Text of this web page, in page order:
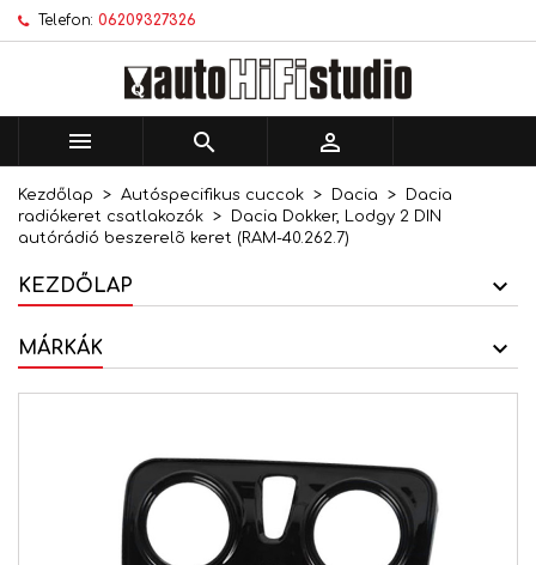
Telefon: 06209327326
  
Kezdőlap Autóspecifikus cuccok Dacia
Dacia
radiókeret csatlakozók
Dacia Dokker, Lodgy 2 DIN
autórádió beszerelõ keret (RAM-40.262.7)
KEZDŐLAP
MÁRKÁK
Kívánságlistáim ×
Új lista létrehozása
Kívánságlista létrehozása ×
Kívánságlista neve
Mégsem Kívánságlista létrehozása
Bejelentkezés ×
történő mentéséhez.
Mégsem Bejelentkezés